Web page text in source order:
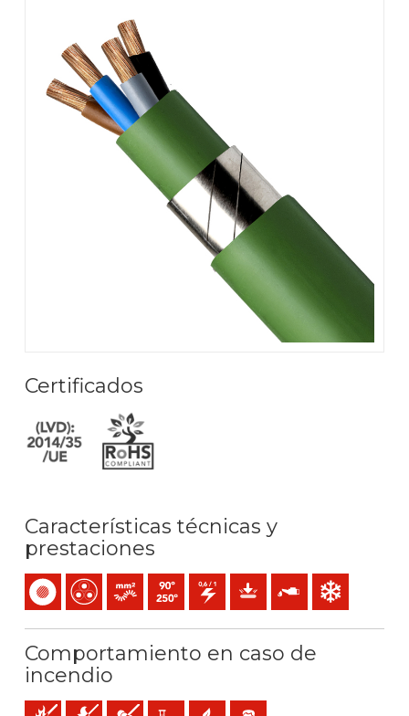
Certificados
Características técnicas y
prestaciones
UnipolarMultipolarConductor flexible (clase 5) mm2
Temperatura máx. servicio: 90ºC / 250ºC
0,6/1 (1,2) kV C.AProtección mecánica
Resistencia al aceite
Resistencia al
Comportamiento en caso de
incendio
No propagador de incendio
No propagador de la llama
Baja emisión y opacidad de los humos
Baja acidez y conductividad gases: pH<4,3
Libre de halógenos
Baja emisión de gases tóxicos